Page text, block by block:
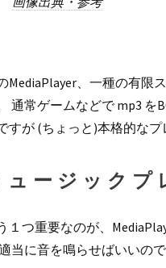
MediaPlayer、一種の有限
通常ゲームなどで mp3 を
すが (ちょっと)本格的な
ュージックプ
１つ重要なのが、
当に音を鳴らせばいいの